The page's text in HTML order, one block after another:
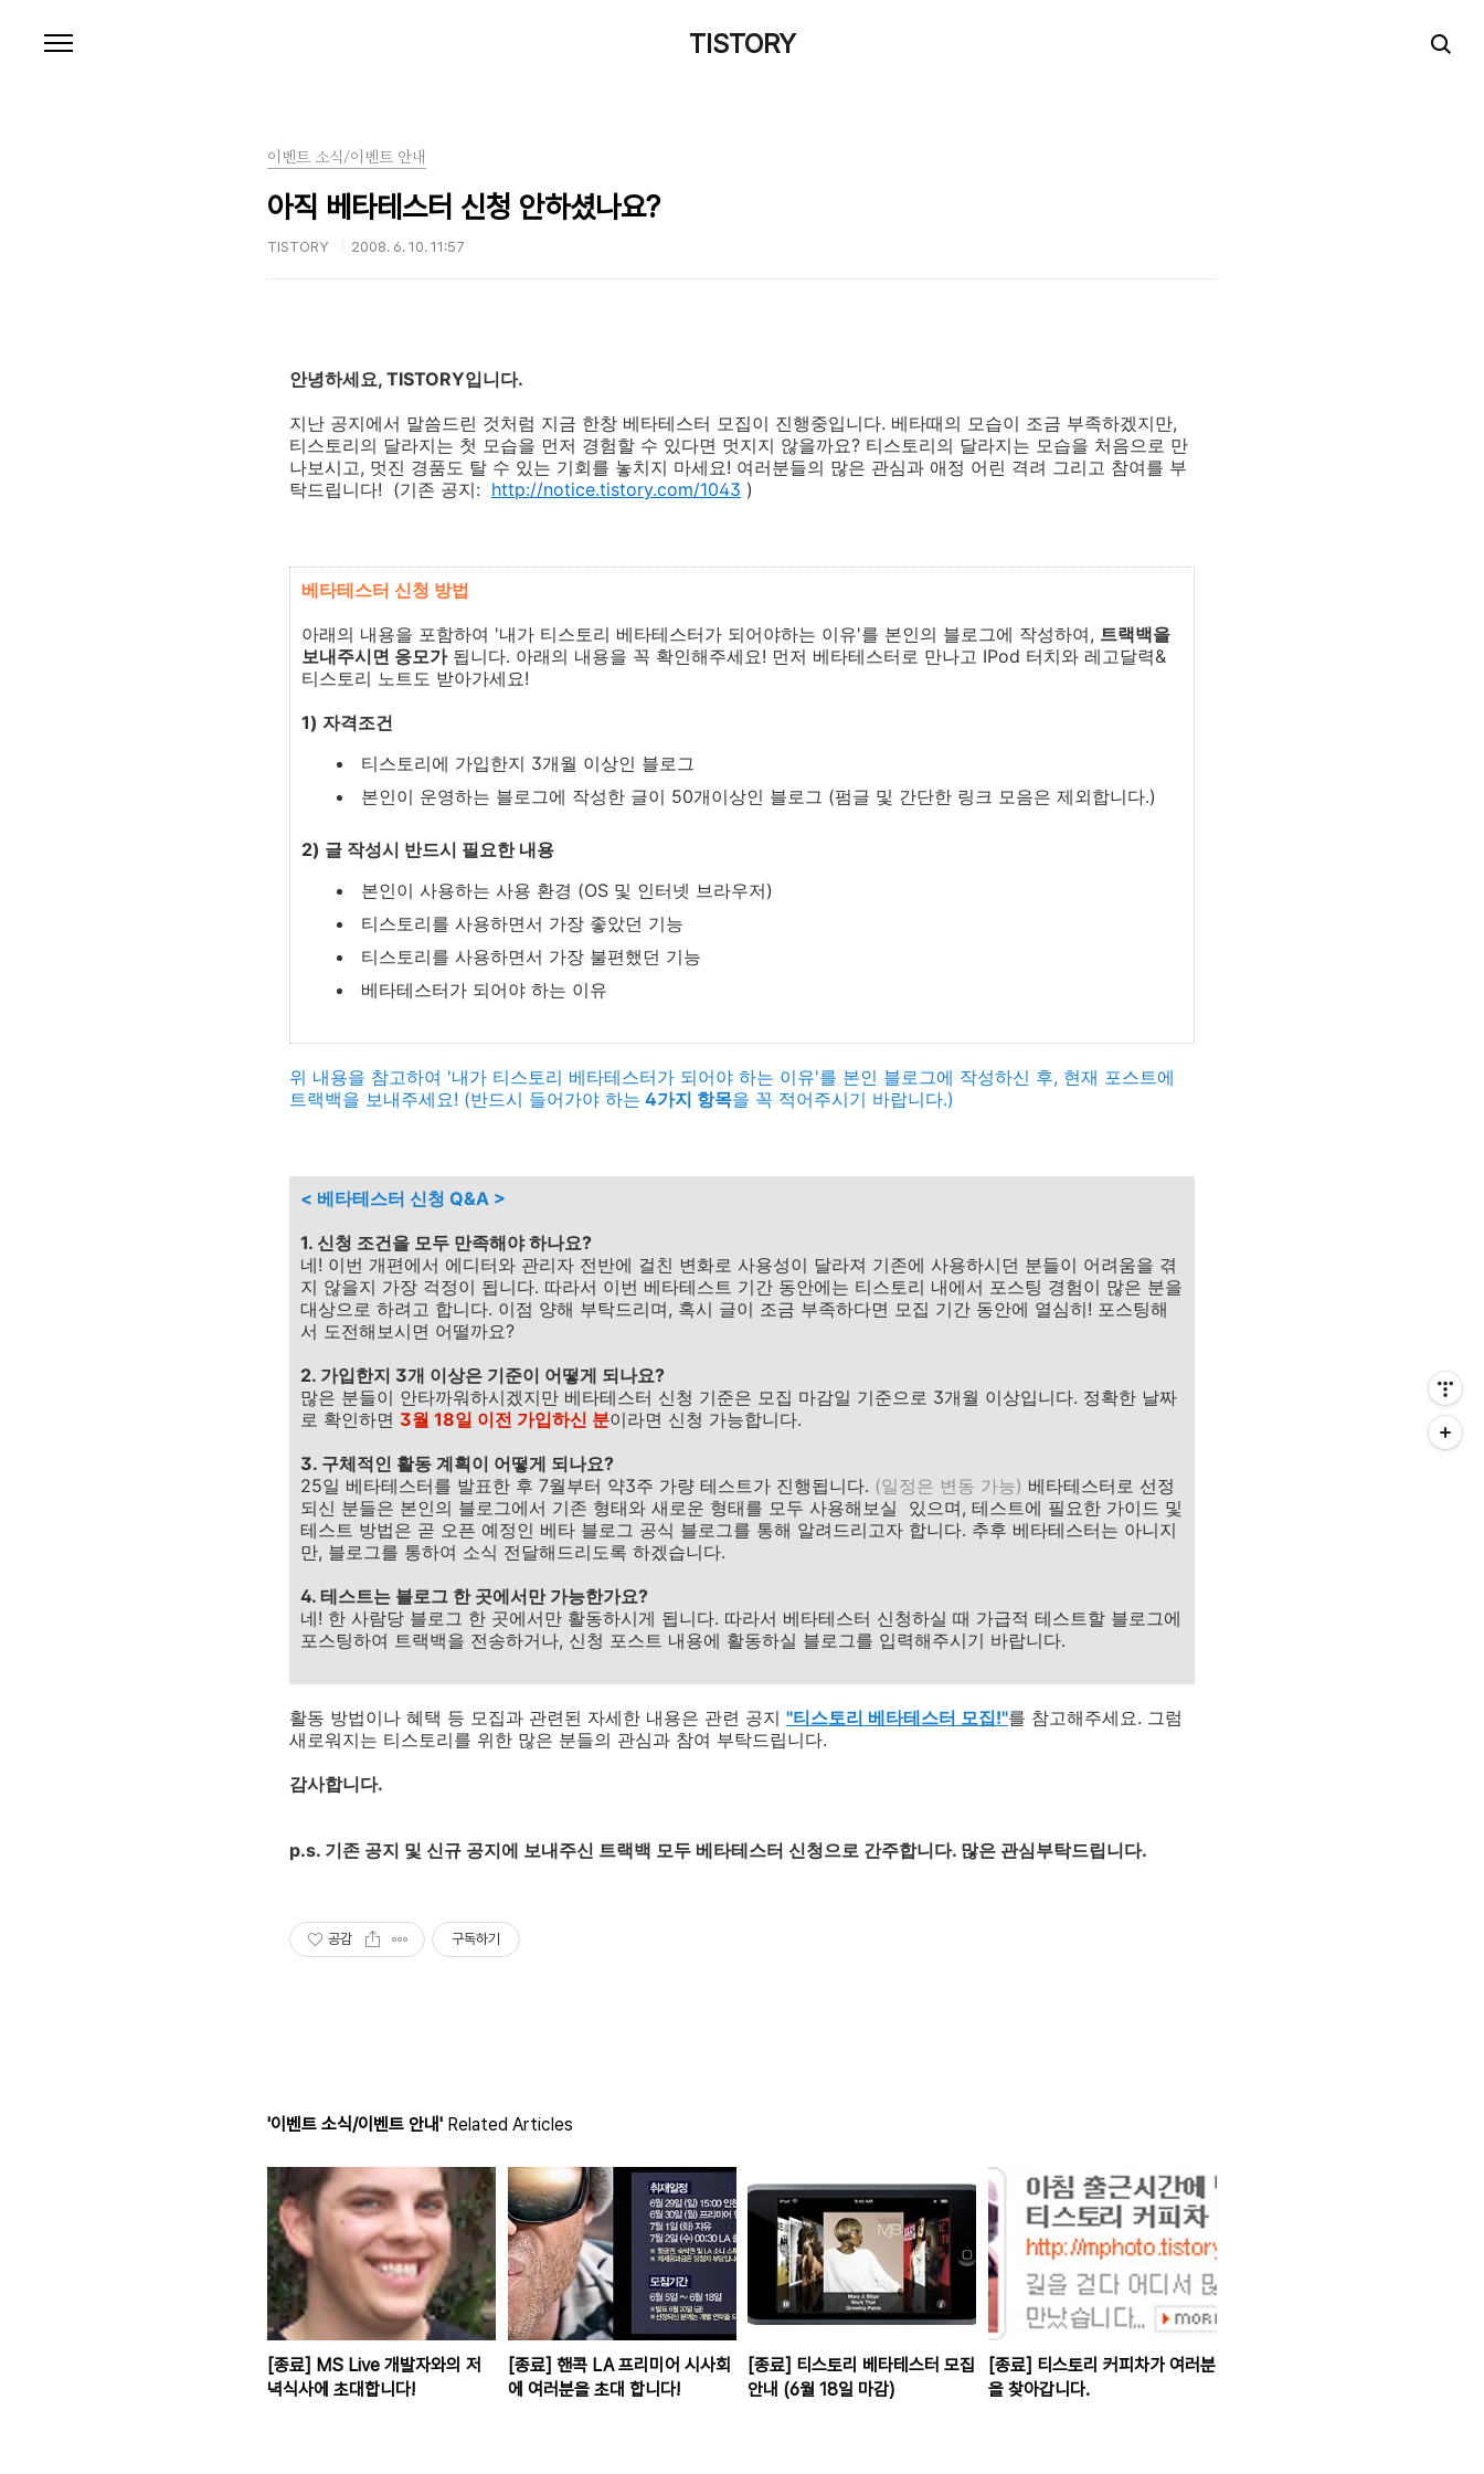
TISTORY
이벤트 소식/이벤트 안내
아직 베타테스터 신청 안하셨나요?
TISTORY 2008. 6. 10. 11:57
안녕하세요, TISTORY입니다.
지난 공지에서 말씀드린 것처럼 지금 한창 베타테스터 모집이 진행중입니다. 베타때의 모습이 조금 부족하겠지만,
티스토리의 달라지는 첫 모습을 먼저 경험할 수 있다면 멋지지 않을까요? 티스토리의 달라지는 모습을 처음으로 만
나보시고, 멋진 경품도 탈 수 있는 기회를 놓치지 마세요! 여러분들의 많은 관심과 애정 어린 격려 그리고 참여를 부
탁드립니다! (기존 공지: http://notice.tistory.com/1043 )
베타테스터 신청 방법
아래의 내용을 포함하여 '내가 티스토리 베타테스터가 되어야하는 이유'를 본인의 블로그에 작성하여, 트랙백을
보내주시면 응모가됩니다. 아래의 내용을 꼭 확인해주세요! 먼저 베타테스터로 만나고 IPod 터치와 레고달력&
티스토리 노트도 받아가세요!
1) 자격조건
티스토리에 가입한지 3개월 이상인 블로그
본인이 운영하는 블로그에 작성한 글이 50개이상인 블로그 (펌글 및 간단한 링크 모음은 제외합니다.)
2) 글 작성시 반드시 필요한 내용
본인이 사용하는 사용 환경 (OS 및 인터넷 브라우저)
티스토리를 사용하면서 가장 좋았던 기능
티스토리를 사용하면서 가장 불편했던 기능
베타테스터가 되어야 하는 이유
위 내용을 참고하여 '내가 티스토리 베타테스터가 되어야 하는 이유'를 본인 블로그에 작성하신 후, 현재 포스트에
트랙백을 보내주세요! (반드시 들어가야 하는 4가지 항목을 꼭 적어주시기 바랍니다.)
< 베타테스터 신청 Q&A >
1. 신청 조건을 모두 만족해야 하나요?
네! 이번 개편에서 에디터와 관리자 전반에 걸친 변화로 사용성이 달라져 기존에 사용하시던 분들이 어려움을 겪
지 않을지 가장 걱정이 됩니다. 따라서 이번 베타테스트 기간 동안에는 티스토리 내에서 포스팅 경험이 많은 분을
대상으로 하려고 합니다. 이점 양해 부탁드리며, 혹시 글이 조금 부족하다면 모집 기간 동안에 열심히! 포스팅해
서 도전해보시면 어떨까요?
2. 가입한지 3개 이상은 기준이 어떻게 되나요?
많은 분들이 안타까워하시겠지만 베타테스터 신청 기준은 모집 마감일 기준으로 3개월 이상입니다. 정확한 날짜
로 확인하면 3월 18일 이전 가입하신 분이라면 신청 가능합니다.
3. 구체적인 활동 계획이 어떻게 되나요?
25일 베타테스터를 발표한 후 7월부터 약3주 가량 테스트가 진행됩니다. (일정은 변동 가능) 베타테스터로 선정
되신 분들은 본인의 블로그에서 기존 형태와 새로운 형태를 모두 사용해보실 있으며, 테스트에 필요한 가이드 및
테스트 방법은 곧 오픈 예정인 베타 블로그 공식 블로그를 통해 알려드리고자 합니다. 추후 베타테스터는 아니지
만, 블로그를 통하여 소식 전달해드리도록 하겠습니다.
4. 테스트는 블로그 한 곳에서만 가능한가요?
네! 한 사람당 블로그 한 곳에서만 활동하시게 됩니다. 따라서 베타테스터 신청하실 때 가급적 테스트할 블로그에
포스팅하여 트랙백을 전송하거나, 신청 포스트 내용에 활동하실 블로그를 입력해주시기 바랍니다.
활동 방법이나 혜택 등 모집과 관련된 자세한 내용은 관련 공지 "티스토리 베타테스터 모집!"를 참고해주세요. 그럼
새로워지는 티스토리를 위한 많은 분들의 관심과 참여 부탁드립니다.
감사합니다.
p.s. 기존 공지 및 신규 공지에 보내주신 트랙백 모두 베타테스터 신청으로 간주합니다. 많은 관심부탁드립니다.
공감 구독하기
'이벤트 소식/이벤트 안내' Related Articles
[종료] MS Live 개발자와의 저
녁식사에 초대합니다!
[종료] 핸콕 LA 프리미어 시사회
에 여러분을 초대 합니다!
[종료] 티스토리 베타테스터 모집
안내 (6월 18일 마감)
[종료] 티스토리 커피차가 여러분
을 찾아갑니다.